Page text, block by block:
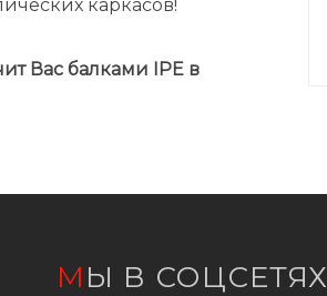
каркасов!
Вас балками IPE в
МЫ В СОЦСЕТЯХ